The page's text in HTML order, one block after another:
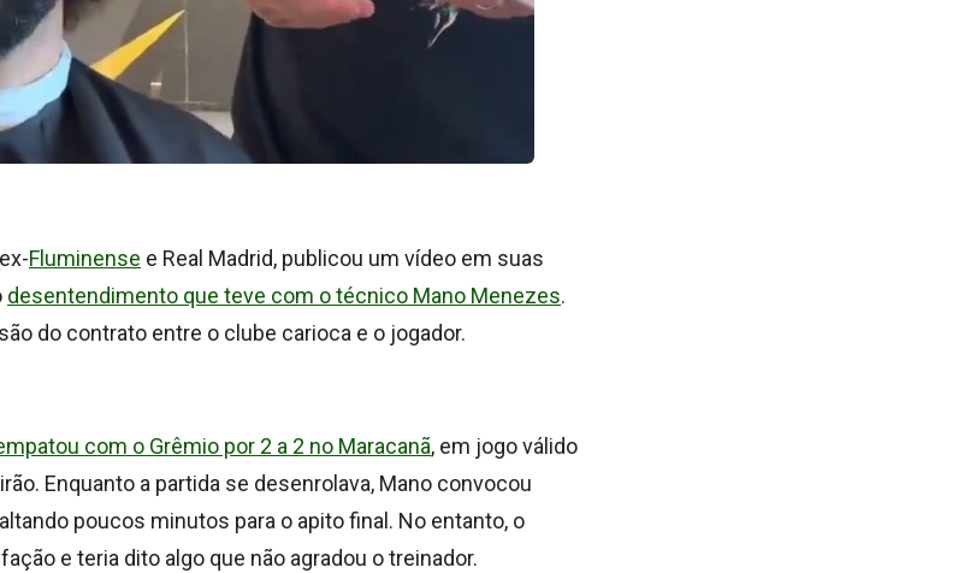
Fluminense e Real Madrid, publicou um vídeo em suas
desentendimento que teve com o técnico Mano Menezes.
do contrato entre o clube carioca e o jogador.
com o Grêmio por 2 a 2 no Maracanã, em jogo válido
Enquanto a partida se desenrolava, Mano convocou
poucos minutos para o apito final. No entanto, o
e teria dito algo que não agradou o treinador.